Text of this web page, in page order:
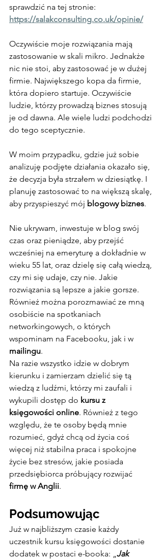
sprawdzić na tej stronie:
https://salakconsulting.co.uk/opinie/
Oczywiście moje rozwiązania mają
zastosowanie w skali mikro. Jednakże
nic nie stoi, aby zastosować je w dużej
firmie. Największego kopa da firmie,
która dopiero startuje. Oczywiście
ludzie, którzy prowadzą biznes stosują
je od dawna. Ale wiele ludzi podchodzi
do tego sceptycznie.
W moim przypadku, gdzie już sobie
analizuję podjęte działania okazało się,
że decyzja była strzałem w dziesiątkę. I
planuję zastosować to na większą skalę,
aby przyspieszyć mój blogowy biznes.
Nie ukrywam, inwestuje w blog swój
czas oraz pieniądze, aby przejść
wcześniej na emeryturę a dokładnie w
wieku 55 lat, oraz dzielę się całą wiedzą,
czy mi się udaje, czy nie. Jakie
rozwiązania są lepsze a jakie gorsze.
Również można porozmawiać ze mną
osobiście na spotkaniach
networkingowych, o których
wspominam na Facebooku, jak i w
mailingu.
Na razie wszystko idzie w dobrym
kierunku i zamierzam dzielić się tą
wiedzą z ludźmi, którzy mi zaufali i
wykupili dostęp do kursu z
księgowości online. Również z tego
względu, że te osoby będą mnie
rozumieć, gdyż chcą od życia coś
więcej niż stabilna praca i spokojne
życie bez stresów, jakie posiada
przedsiębiorca próbujący rozwijać
firmę w Anglii.
Podsumowując
Już w najbliższym czasie każdy
uczestnik kursu księgowości dostanie
dodatek w postaci e-booka: „Jak